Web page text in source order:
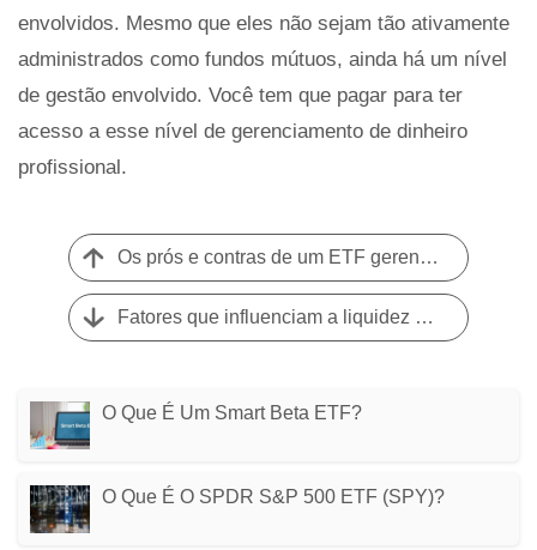
envolvidos. Mesmo que eles não sejam tão ativamente
administrados como fundos mútuos, ainda há um nível
de gestão envolvido. Você tem que pagar para ter
acesso a esse nível de gerenciamento de dinheiro
profissional.
Os prós e contras de um ETF gerenciado ativamente
Fatores que influenciam a liquidez do ETF
O Que É Um Smart Beta ETF?
O Que É O SPDR S&P 500 ETF (SPY)?